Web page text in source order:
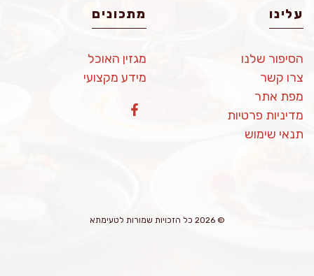
עלינו
הסיפור שלנו
צרו קשר
מפת אתר
מדיניות פרטיות
תנאי שימוש
מתכונים
מגזין האוכל
מידע מקצועי
© 2026 כל הזכויות שמורות לטעימתא